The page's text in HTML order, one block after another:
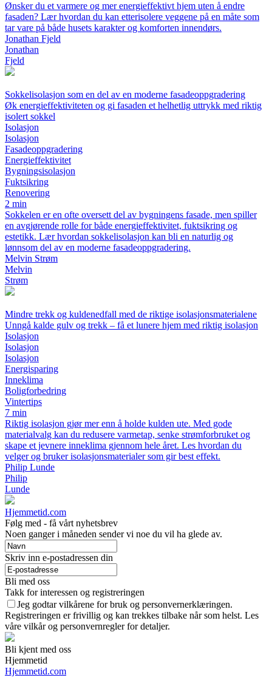
Ønsker du et varmere og mer energieffektivt hjem uten å endre
fasaden? Lær hvordan du kan etterisolere veggene på en måte som
tar vare på både husets karakter og komforten innendørs.
Jonathan Fjeld
Jonathan
Fjeld
Sokkelisolasjon som en del av en moderne fasadeoppgradering
Øk energieffektiviteten og gi fasaden et helhetlig uttrykk med riktig
isolert sokkel
Isolasjon
Isolasjon
Fasadeoppgradering
Energi­effektivitet
Bygningsisolasjon
Fuktsikring
Renovering
2 min
Sokkelen er en ofte oversett del av bygningens fasade, men spiller
en avgjørende rolle for både energieffektivitet, fuktsikring og
estetikk. Lær hvordan sokkelisolasjon kan bli en naturlig og
lønnsom del av en moderne fasadeoppgradering.
Melvin Strøm
Melvin
Strøm
Mindre trekk og kuldenedfall med de riktige isolasjonsmaterialene
Unngå kalde gulv og trekk – få et lunere hjem med riktig isolasjon
Isolasjon
Isolasjon
Isolasjon
Energisparing
Inneklima
Boligforbedring
Vintertips
7 min
Riktig isolasjon gjør mer enn å holde kulden ute. Med gode
materialvalg kan du redusere varmetap, senke strømforbruket og
skape et jevnere inneklima gjennom hele året. Les hvordan du
velger og bruker isolasjonsmaterialer som gir best effekt.
Philip Lunde
Philip
Lunde
Hjemmetid.com
Følg med - få vårt nyhetsbrev
Noen ganger i måneden sender vi noe du vil ha glede av.
Skriv inn e-postadressen din
Bli med oss
Takk for interessen og registreringen
Jeg godtar vilkårene for bruk og personvernerklæringen.
Registreringen er frivillig og kan trekkes tilbake når som helst. Les
våre vilkår og personvernregler for detaljer.
Bli kjent med oss
Hjemmetid
Hjemmetid.com